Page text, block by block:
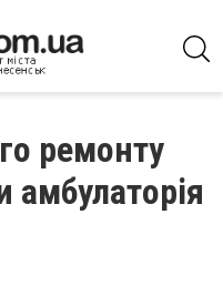
ремонту
амбулаторія